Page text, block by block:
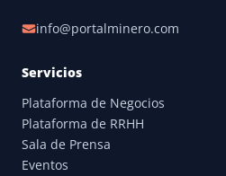
info@portalminero.com
Servicios
Plataforma de Negocios
Plataforma de RRHH
Sala de Prensa
Eventos